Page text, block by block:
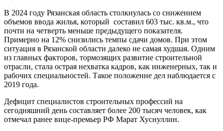
В 2024 году Рязанская область столкнулась со снижением
объемов ввода жилья, который составил 603 тыс. кв.м., что
почти на четверть меньше предыдущего показателя.
Примерно на 12% снизились темпы сдачи домов. При этом
ситуация в Рязанской области далеко не самая худшая. Одним
из главных факторов, тормозящих развитие строительной
отрасли, стала острая нехватка кадров, как инженерных, так и
рабочих специальностей. Такое положение дел наблюдается с
2019 года.
Дефицит специалистов строительных профессий на
сегодняшний день составляет более 200 тысяч человек, как
отмечал ранее вице-премьер РФ Марат Хуснуллин.